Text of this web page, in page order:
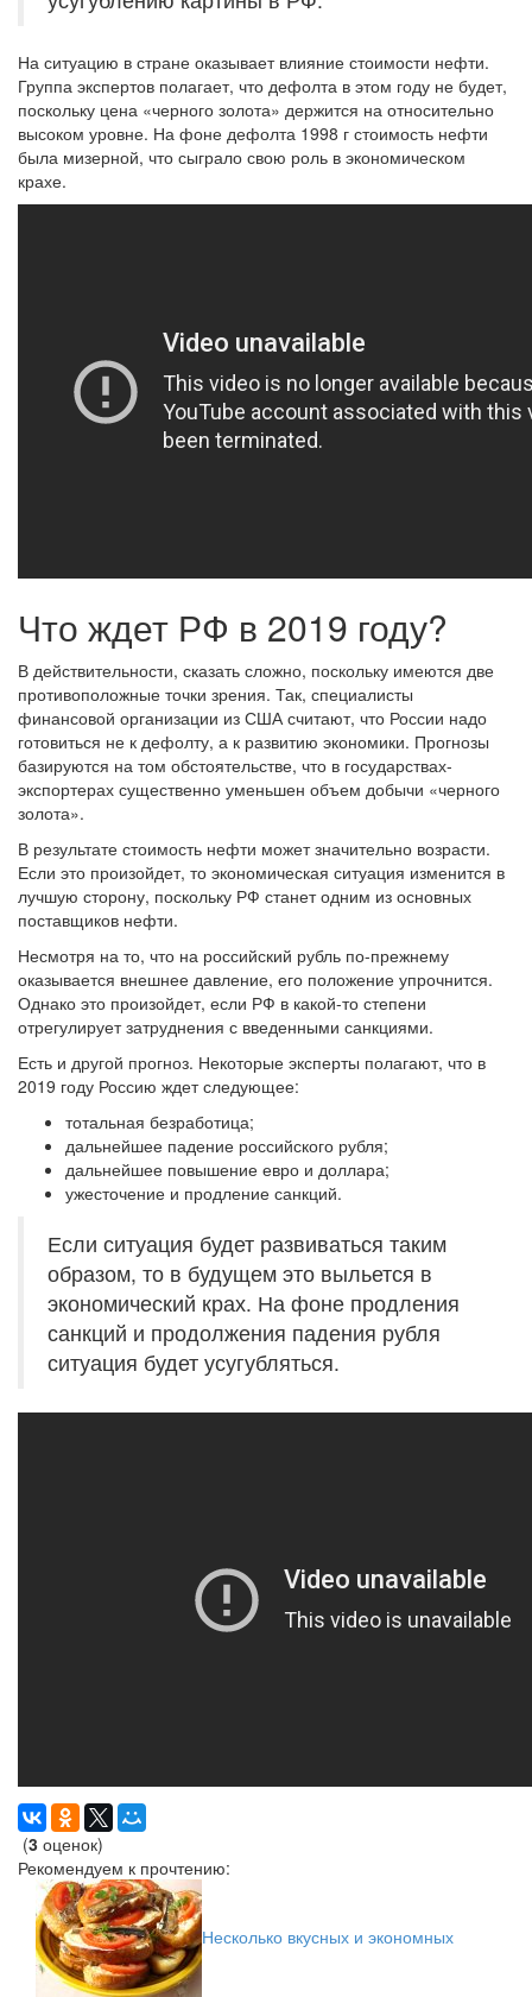
На ситуацию в стране оказывает влияние стоимости нефти.
Группа экспертов полагает, что дефолта в этом году не будет,
поскольку цена «черного золота» держится на относительно
высоком уровне. На фоне дефолта 1998 г стоимость нефти
была мизерной, что сыграло свою роль в экономическом
крахе.
Что ждет РФ в 2019 году?
В действительности, сказать сложно, поскольку имеются две
противоположные точки зрения. Так, специалисты
финансовой организации из США считают, что России надо
готовиться не к дефолту, а к развитию экономики. Прогнозы
базируются на том обстоятельстве, что в государствах-
экспортерах существенно уменьшен объем добычи «черного
золота».
В результате стоимость нефти может значительно возрасти.
Если это произойдет, то экономическая ситуация изменится в
лучшую сторону, поскольку РФ станет одним из основных
поставщиков нефти.
Несмотря на то, что на российский рубль по-прежнему
оказывается внешнее давление, его положение упрочнится.
Однако это произойдет, если РФ в какой-то степени
отрегулирует затруднения с введенными санкциями.
Есть и другой прогноз. Некоторые эксперты полагают, что в
2019 году Россию ждет следующее:
тотальная безработица;
дальнейшее падение российского рубля;
дальнейшее повышение евро и доллара;
ужесточение и продление санкций.
Если ситуация будет развиваться таким
образом, то в будущем это выльется в
экономический крах. На фоне продления
санкций и продолжения падения рубля
ситуация будет усугубляться.
(3 оценок)
Рекомендуем к прочтению:
Несколько вкусных и экономных